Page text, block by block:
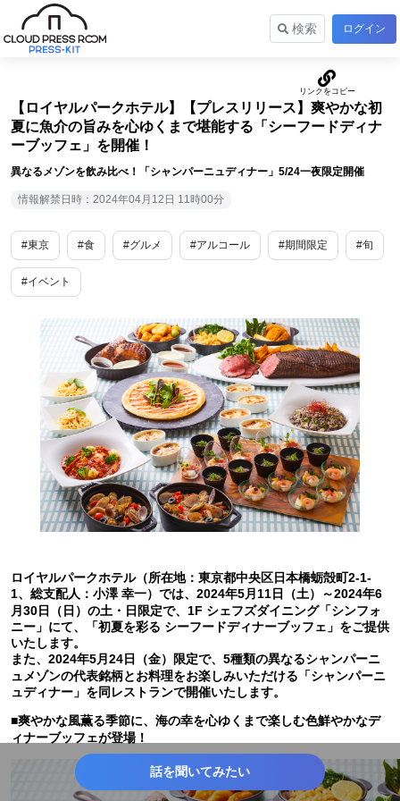
検索 ログイン
【ロイヤルパークホテル】【プレスリリース】爽やかな初
夏に魚介の旨みを心ゆくまで堪能する「シーフードディナ
ーブッフェ」を開催！
異なるメゾンを飲み比べ！「シャンパーニュディナー」5/24一夜限定開催
情報解禁日時：2024年04月12日 11時00分
#東京 #食 #グルメ #アルコール #期間限定 #旬
#イベント
ロイヤルパークホテル（所在地：東京都中央区日本橋蛎殻町2-1-
1、総支配人：小澤 幸一）では、2024年5月11日（土）～2024年6
月30日（日）の土・日限定で、1F シェフズダイニング「シンフォ
ニー」にて、「初夏を彩る シーフードディナーブッフェ」をご提供
いたします。
また、2024年5月24日（金）限定で、5種類の異なるシャンパーニ
ュメゾンの代表銘柄とお料理をお楽しみいただける「シャンパーニ
ュディナー」を同レストランで開催いたします。
■爽やかな風薫る季節に、海の幸を心ゆくまで楽しむ色鮮やかなデ
ィナーブッフェが登場！
話を聞いてみたい